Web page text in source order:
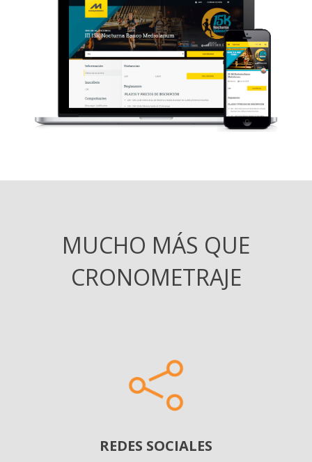
MUCHO MÁS QUE
CRONOMETRAJE
REDES SOCIALES